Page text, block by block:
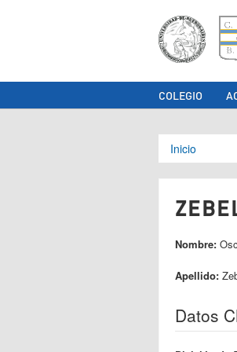
COLEGIO
Se
Inicio
Nombre:
Apellido:
Datos